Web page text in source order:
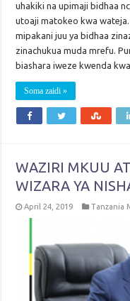
uhakiki na upimaji bidhaa
utoaji matokeo kwa
mipakani juu ya bidhaa
zinachukua muda mrefu.
biashara iweze kwenda
Soma zaidi »
WAZIRI MKUU
WIZARA YA
April 24, 2019 Tanzania